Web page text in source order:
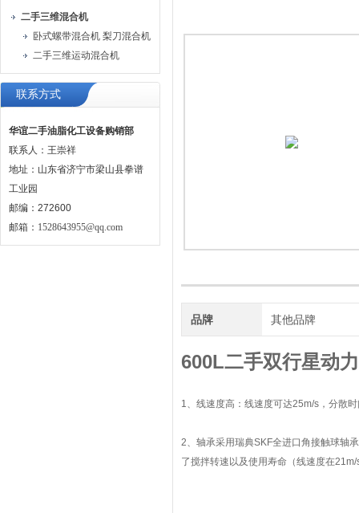
二手三维混合机
卧式螺带混合机 梨刀混合机
二手三维运动混合机
联系方式
华谊二手油脂化工设备购销部
联系人：王崇祥
地址：山东省济宁市梁山县拳谱
工业园
邮编：272600
邮箱： 1528643955@qq.com
品牌 其他品牌
600L二手双行星动
1、线速度高：线速度可达25m/s，分散
2、轴承采用瑞典SKF全进口角接触球轴
了搅拌转速以及使用寿命（线速度在